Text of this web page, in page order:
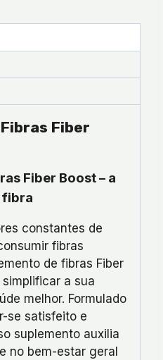
Fiber
Fiber Boost – a
fibra
constantes de
fibras
de fibras Fiber
a sua
melhor. Formulado
se satisfeito e
suplemento auxilia
no bem-estar geral